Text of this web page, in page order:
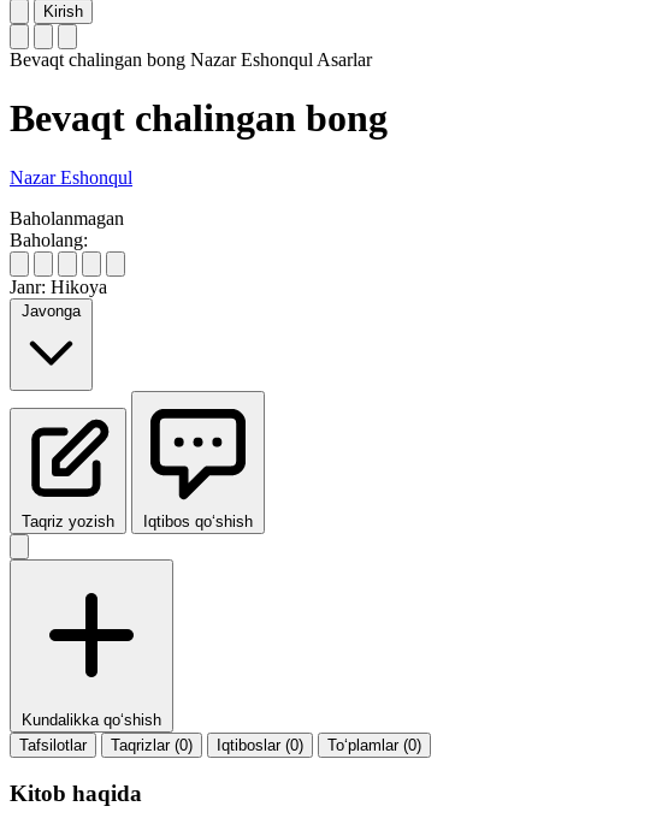
Kirish
Bevaqt chalingan bong Nazar Eshonqul Asarlar
Bevaqt chalingan bong
Nazar Eshonqul
Baholanmagan
Baholang:
Janr: Hikoya
Javonga
Taqriz yozish Iqtibos qo‘shish
Kundalikka qo‘shish
Tafsilotlar
Taqrizlar (0) Iqtiboslar (0) To‘plamlar (0)
Kitob haqida